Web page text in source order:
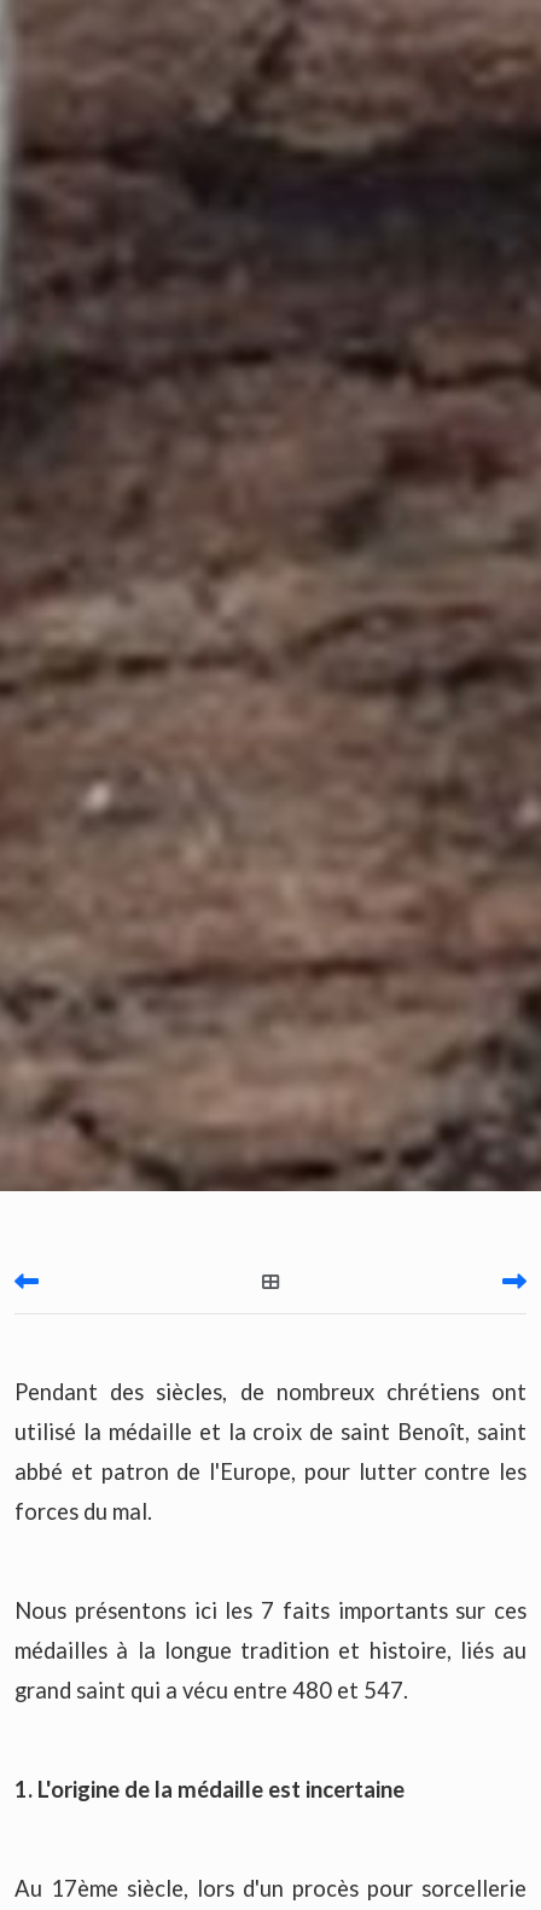
Pendant des siècles, de nombreux chrétiens ont
utilisé la médaille et la croix de saint Benoît, saint
abbé et patron de l'Europe, pour lutter contre les
forces du mal.
Nous présentons ici les 7 faits importants sur ces
médailles à la longue tradition et histoire, liés au
grand saint qui a vécu entre 480 et 547.
1. L'origine de la médaille est incertaine
Au 17ème siècle, lors d'un procès pour sorcellerie